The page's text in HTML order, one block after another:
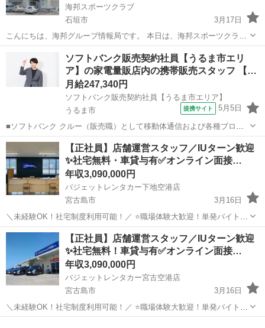
海邦スポーツクラブ
石垣市
3月17日
こんにちは、海邦グループ情報局です。 本日は、海邦スポーツクラブ
より、女性スタッフ募集のお知らせです。今回は女性浴室・更衣室の
出入りがあるため、女性限定になります。 【雇用形態】正社員 【仕事
内容】スポーツクラブでの接客・電...
その他 給料
ソフトバンク販売契約社員【うるま市エリ
ア】の家電量販店内の携帯販売スタッフ 【…
月給247,340円
ソフトバンク販売契約社員【うるま市エリア】
うるま市
提携サイト 5月5日
■ソフトバンク クルー（販売職）として移動体通信および各種ブロー
ドバンドサービスの提案・販売をお任せします。 【具体的な業務内
容】 ・スマートフォンなどの販売 ・新規加入やプラン変更の事務手続
き ・その他、各種商品・サービ...
沖縄 うるま市 その他
【正社員】店舗運営スタッフ／IUターン歓迎
✨社宅無料・車貸与有✅オンライン面接…
年収3,090,000円
バジェットレンタカー下地空港店
宮古島市
3月16日
＼未経験OK！社宅制度利用可能！／ ⭐職場体験大歓迎！単発バイト申
込歓迎！ ⭐IUターン大歓迎！ ⭐正社員登用実績多数 ⭐車両利用制度も
利用可能です！ ⭐社宅制度・住宅手当充実 ⭐月給21万円～27万円！経
験に応...
沖縄 宮古島市 その他 レンタカー
【正社員】店舗運営スタッフ／IUターン歓迎
✨社宅無料！車貸与有✅オンライン面接…
年収3,090,000円
バジェットレンタカー宮古空港店
宮古島市
3月16日
＼未経験OK！社宅制度利用可能！／ ⭐職場体験大歓迎！単発バイト申
込歓迎！ ⭐IUターン大歓迎！ ⭐正社員登用実績多数 ⭐車両利用制度も